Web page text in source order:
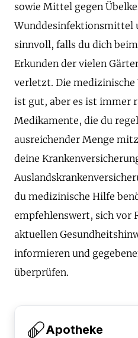
sowie Mittel gegen
Wunddesinfektionsmittel
sinnvoll, falls du dich
Erkunden der vielen
verletzt. Die medizinische
ist gut, aber es ist immer
Medikamente, die du
ausreichender Menge
deine
du medizinische Hilfe
empfehlenswert, sich vor
aktuellen
informieren und
überprüfen.
Apotheke